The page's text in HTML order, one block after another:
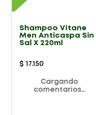
Shampoo Vitane
Men Anticaspa Sin
Sal X 220ml
$ 17.150
Cargando
comentarios…